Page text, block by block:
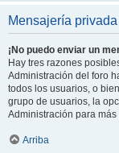
Mensajería privada
¡No puedo enviar un
Hay tres razones
Administración del foro
todos los usuarios, o
grupo de usuarios, la
Administración para
Arriba